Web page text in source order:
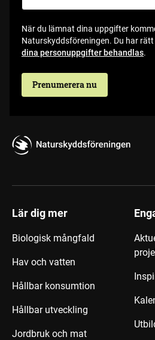
När du lämnat dina uppgifter
Naturskyddsföreningen. Du har
dina personuppgifter behandlas.
Prenumerera nu
Lär dig mer
Biologisk mångfald
Hav och vatten
Hållbar konsumtion
Hållbar utveckling
Jordbruk och mat